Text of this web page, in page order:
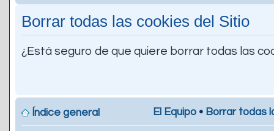
Borrar todas las cookies del Sitio
¿Está seguro de que quiere borrar todas las
Índice general El Equipo • Borrar todas